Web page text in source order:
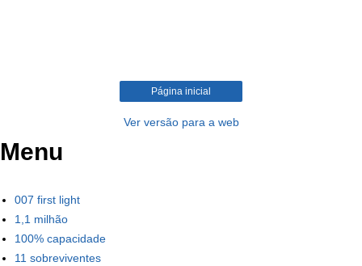
Página inicial
Ver versão para a web
Menu
007 first light
1,1 milhão
100% capacidade
11 sobreviventes